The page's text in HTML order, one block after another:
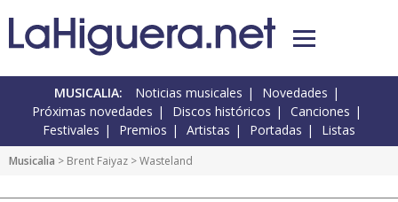
MUSICALIA: Noticias musicales
Novedades
Próximas novedades
Discos históricos
Canciones
Festivales
Premios Artistas Portadas Listas
Musicalia > Brent Faiyaz > Wasteland